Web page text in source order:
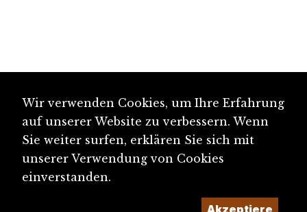
Wir verwenden Cookies, um Ihre Erfahrung
auf unserer Website zu verbessern. Wenn
Sie weiter surfen, erklären Sie sich mit
unserer Verwendung von Cookies
einverstanden.
Akzeptiere